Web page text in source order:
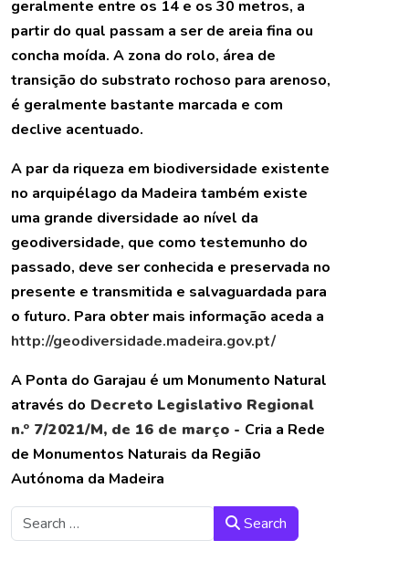
geralmente entre os 14 e os 30 metros, a
partir do qual passam a ser de areia fina ou
concha moída. A zona do rolo, área de
transição do substrato rochoso para arenoso,
é geralmente bastante marcada e com
declive acentuado.
A par da riqueza em biodiversidade existente
no arquipélago da Madeira também existe
uma grande diversidade ao nível da
geodiversidade, que como testemunho do
passado, deve ser conhecida e preservada no
presente e transmitida e salvaguardada para
o futuro. Para obter mais informação aceda a
http://geodiversidade.madeira.gov.pt/
A Ponta do Garajau é um Monumento Natural
através do Decreto Legislativo Regional
n.º 7/2021/M, de 16 de março - Cria a Rede
de Monumentos Naturais da Região
Autónoma da Madeira
Search
Search